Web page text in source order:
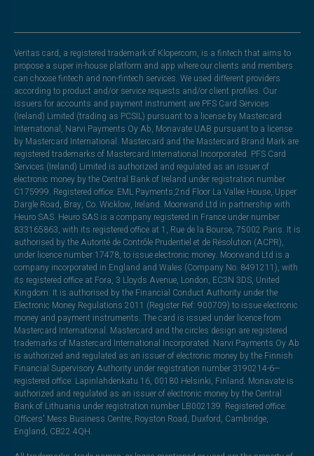
Veritas card, a registered trademark of Klopercom, is a fintech that aims to
propose a super in-house platform and app where our clients and members
can choose fintech and non-fintech services. We used different providers
according to product and/or service requests and/or client profiles. Our
issuers for accounts and payment instrument are PFS Card Services
(Ireland) Limited (trading as PCSIL) pursuant to a license by Mastercard
International, Narvi Payments Oy Ab, Monavate UAB pursuant to a license
by Mastercard International. Mastercard and the Mastercard Brand Mark are
registered trademarks of Mastercard International Incorporated. PFS Card
Services (Ireland) Limited is authorized and regulated as an issuer of
electronic money by the Central Bank of Ireland under registration number
C175999. Registered office: EML Payments,2nd Floor La Vallee House, Upper
Dargle Road, Bray, Co. Wicklow, Ireland. Moorwand Ltd in partnership with
Heuro SAS. Heuro SAS is a company registered in France under number
833165863, with its registered office at 1, Rue de la Bourse, 75002 Paris. It is
authorised by the Autorité de Contrôle Prudentiel et de Résolution (ACPR),
under licence number 17478, to issue electronic money. Moorwand Ltd is a
company incorporated in England and Wales (Company No. 8491211), with
its registered office at Fora, 3 Lloyds Avenue, London, EC3N 3DS, United
Kingdom. It is authorised by the Financial Conduct Authority under the
Electronic Money Regulations 2011 (Register Ref: 900709) to issue electronic
money and payment instruments. The card is issued under licence from
Mastercard International. Mastercard and the circles design are registered
trademarks of Mastercard International Incorporated. Narvi Payments Oy Ab
is authorized and regulated as an issuer of electronic money by the Finnish
Financial Supervisory Authority under registration number 3190214-6—
registered office: Lapinlahdenkatu 16, 00180 Helsinki, Finland. Monavate is
authorized and regulated as an issuer of electronic money by the Central
Bank of Lithuania under registration number LB002139. Registered office:
Officers' Mess Business Centre, Royston Road, Duxford, Cambridge,
England, CB22 4QH.